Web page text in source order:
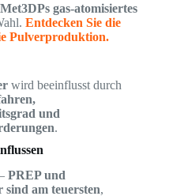
Met3DPs gas-atomisiertes
Entdecken Sie die
Pulverproduktion.
wird beeinflusst durch
und
.
PREP und
sind am teuersten,